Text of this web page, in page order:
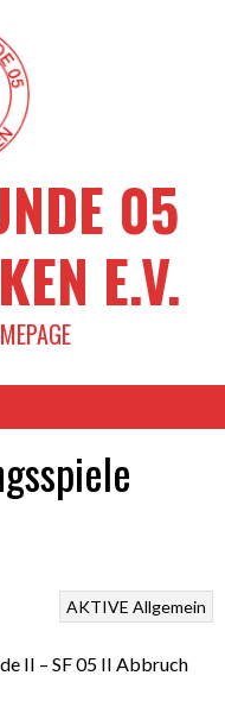
05
E.V.
AKTIVE Allgemein
II – SF 05 II Abbruch